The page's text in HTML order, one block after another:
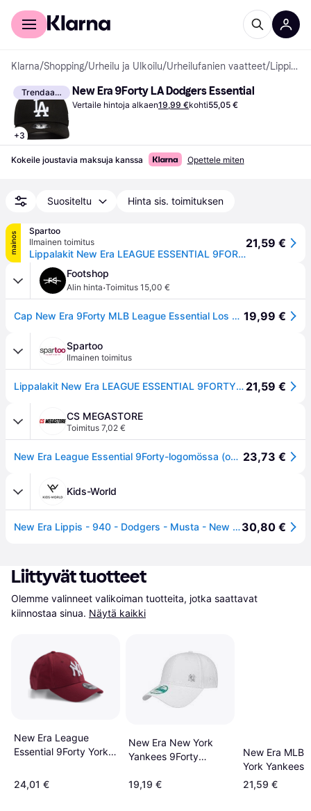
Kuluttajille
Klarna/Shopping/Urheilu ja Ulkoilu/Urheilufanien vaatteet/ Lippikset
Trendaava
+3
New Era 9Forty LA Dodgers Essential
Vertaile hintoja alkaen19,99 €kohti55,05 €
Kokeile joustavia maksuja kanssa Opettele miten
Suositeltu Hinta sis. toimituksen
mainos
Spartoo
Ilmainen toimitus
Lippalakit New Era LEAGUE ESSENTIAL 9FORTY LOS ANGELES DODGERS Yksi Koko
21,59 €
Footshop
Alin hinta·Toimitus 15,00 €
Cap New Era 9Forty MLB League Essential Los Angeles Dodgers Cap Black Universal 19,99 €
Spartoo
Ilmainen toimitus
Lippalakit New Era LEAGUE ESSENTIAL 9FORTY LOS ANGELES DODGERS Yksi Koko 21,59 €
CS MEGASTORE
Toimitus 7,02 €
New Era League Essential 9Forty-logomössa (one size) 23,73 €
Kids-World
New Era Lippis - 940 - Dodgers - Musta - New Era - 56-63 cm - Korkit30,80 €
Liittyvät tuotteet
Olemme valinneet valikoiman tuotteita, jotka saattavat
kiinnostaa sinua. Näytä kaikki
New Era League
Essential 9Forty York
24,01 €
New Era New York
Yankees 9Forty
19,19 €
New Era MLB
York Yankees
Cap
21,59 €